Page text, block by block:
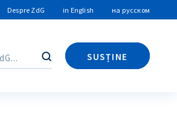
Despre ZdG in English на русском
Caută
SUSȚINE
Caută